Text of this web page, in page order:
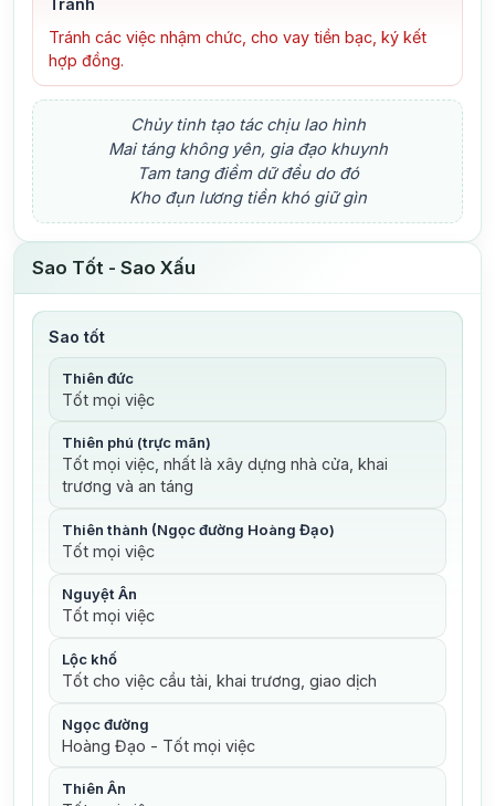
Tránh
Tránh các việc nhậm chức, cho vay tiền bạc, ký kết
hợp đồng.
Chủy tinh tạo tác chịu lao hình
Mai táng không yên, gia đạo khuynh
Tam tang điềm dữ đều do đó
Kho đụn lương tiền khó giữ gìn
Sao Tốt - Sao Xấu
Sao tốt
Thiên đức
Tốt mọi việc
Thiên phú (trực mãn)
Tốt mọi việc, nhất là xây dựng nhà cửa, khai
trương và an táng
Thiên thành (Ngọc đường Hoàng Đạo)
Tốt mọi việc
Nguyệt Ân
Tốt mọi việc
Lộc khố
Tốt cho việc cầu tài, khai trương, giao dịch
Ngọc đường
Hoàng Đạo - Tốt mọi việc
Thiên Ân